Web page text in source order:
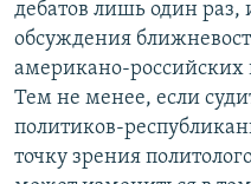
дебатов лишь один раз,
обсуждения
американо-российских
Тем не менее, если
политиков-
точку зрения